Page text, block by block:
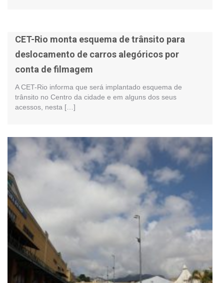
CET-Rio monta esquema de trânsito para
deslocamento de carros alegóricos por
conta de filmagem
A CET-Rio informa que será implantado esquema de
trânsito no Centro da cidade e em alguns dos seus
acessos, nesta […]